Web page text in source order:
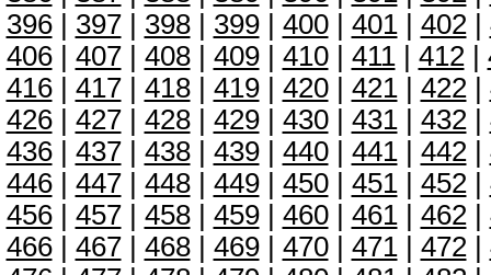
396| 397| 398| 399| 400| 401| 402|
406| 407| 408| 409| 410| 411| 412|
416| 417| 418| 419| 420| 421| 422|
426| 427| 428| 429| 430| 431| 432|
436| 437| 438| 439| 440| 441| 442|
446| 447| 448| 449| 450| 451| 452|
456| 457| 458| 459| 460| 461| 462|
466| 467| 468| 469| 470| 471| 472|